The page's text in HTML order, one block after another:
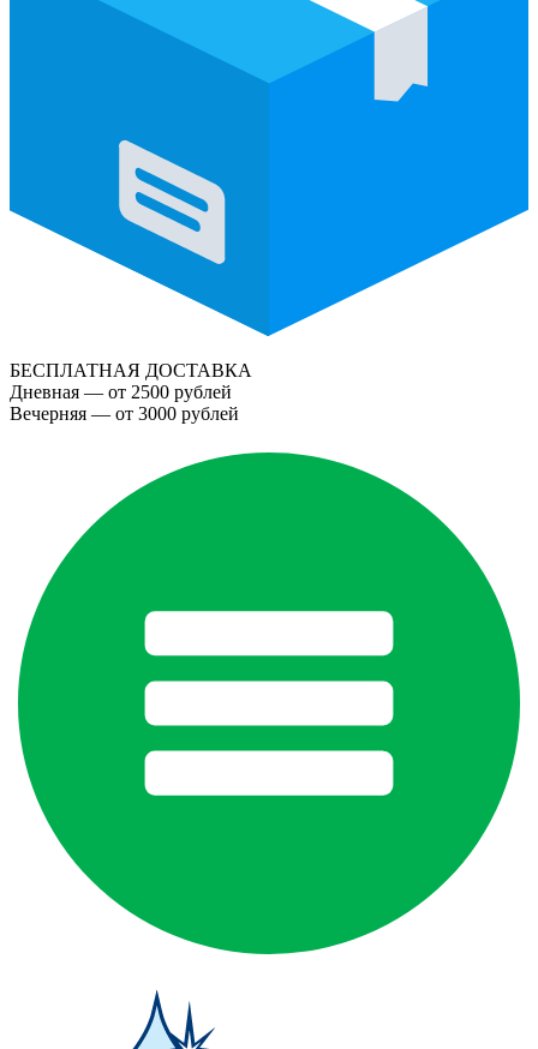
БЕСПЛАТНАЯ ДОСТАВКА
Дневная — от 2500 рублей
Вечерняя — от 3000 рублей